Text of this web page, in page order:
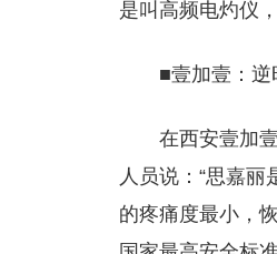
是叫高频电灼仪
■壹加壹：逆
在西安壹加
人员说：“思嘉
的疼痛度最小，